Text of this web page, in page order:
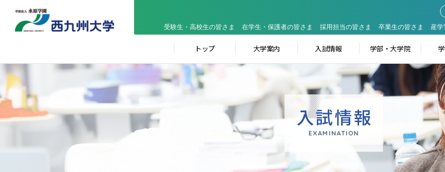
受験生・高校生の皆さま 在学生・保護者の皆さま 採用担当の皆さま 卒業生の皆さま 産
トップ 大学案内 入試情報 学部・大学院
入試情報
EXAMINATION